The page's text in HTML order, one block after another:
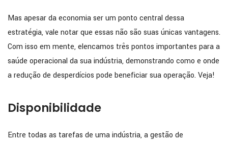
Mas apesar da economia ser um ponto central dessa
estratégia, vale notar que essas não são suas únicas vantagens.
Com isso em mente, elencamos três pontos importantes para a
saúde operacional da sua indústria, demonstrando como e onde
a redução de desperdícios pode beneficiar sua operação. Veja!
Disponibilidade
Entre todas as tarefas de uma indústria, a gestão de